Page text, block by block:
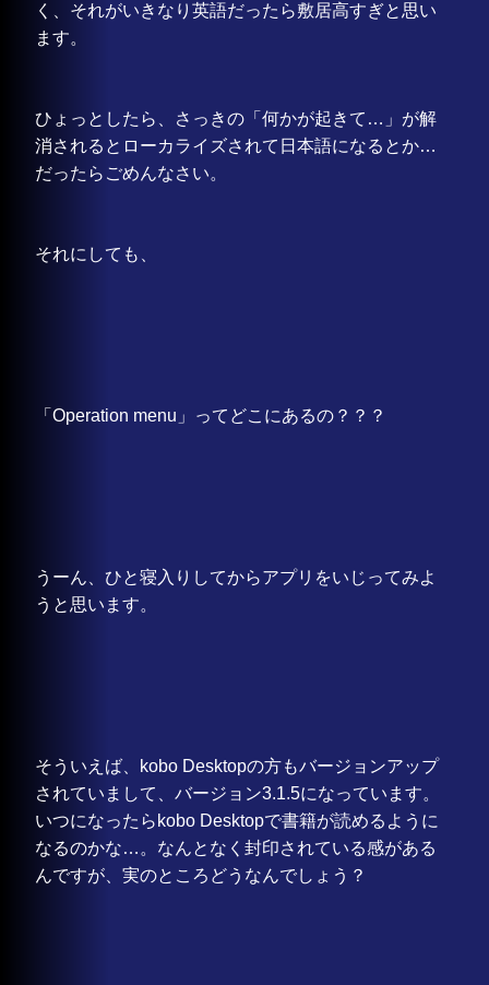
く、それがいきなり英語だったら敷居高すぎと思い
ます。
ひょっとしたら、さっきの「何かが起きて…」が解
消されるとローカライズされて日本語になるとか…
だったらごめんなさい。
それにしても、
「Operation menu」ってどこにあるの？？？
うーん、ひと寝入りしてからアプリをいじってみよ
うと思います。
そういえば、kobo Desktopの方もバージョンアップ
されていまして、バージョン3.1.5になっています。
いつになったらkobo Desktopで書籍が読めるように
なるのかな…。なんとなく封印されている感がある
んですが、実のところどうなんでしょう？